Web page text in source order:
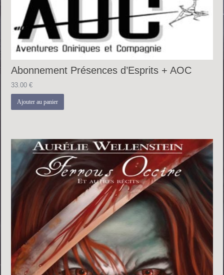
Abonnement Présences d’Esprits + AOC
33.00€
Ajouter au panier